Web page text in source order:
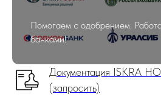
Помогаем с одобрением.
банками!
Документация ISKRA
(запросить)